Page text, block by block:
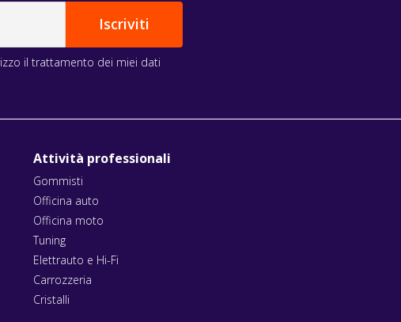
il trattamento dei miei dati
Attività professionali
Gommisti
Officina auto
Officina moto
Tuning
Elettrauto e Hi-Fi
Carrozzeria
Cristalli